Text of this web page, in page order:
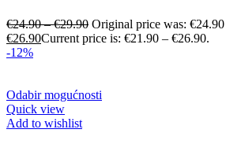
€24.90–€29.90 Original price was:
€26.90Current price is: €21.90 – €26.90.
-12%
Odabir mogućnosti
Quick view
Add to wishlist